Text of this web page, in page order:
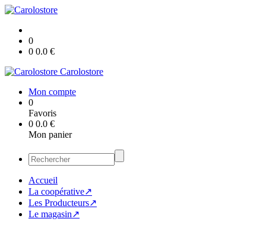
0
0 0.0 €
Carolostore
Mon compte
0
Favoris
0 0.0 €
Mon panier
Accueil
La coopérative↗
Les Producteurs↗
Le magasin↗